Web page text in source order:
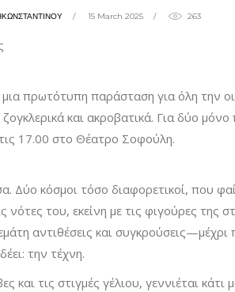
15 March 2025 263
πρωτότυπη παράσταση για όλη την
και ακροβατικά. Για δύο
17.00 στο Θέατρο Σοφούλη.
Δύο κόσμοι τόσο διαφορετικοί, που
νότες του, εκείνη με τις φιγούρες της
αντιθέσεις και συγκρούσεις—μέχρι
την τέχνη.
και τις στιγμές γέλιου, γεννιέται κάτι